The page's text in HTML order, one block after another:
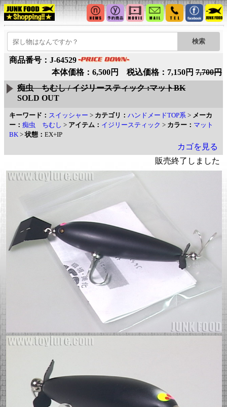
商品番号：J-64529
本体価格：6,500円 税込価格：7,150円 7,700円
痴虫 ちむし / イジリースティック :マットBK
SOLD OUT
キーワード： スイッシャー > カテゴリ： ハンドメードTOP系 > メーカ
ー： 痴虫 ちむし > アイテム： イジリースティック > カラー： マット
BK >状態： EX+IP
カゴを見る
販売終了しました